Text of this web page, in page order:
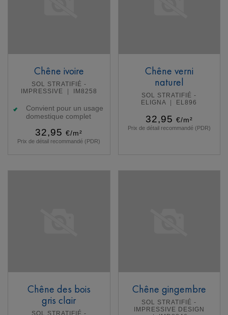
Chêne ivoire
SOL STRATIFIÉ -
IMPRESSIVE
IM8258
Convient pour un usage
domestique complet
32,95 €/m²
Prix de détail recommandé (PDR)
Chêne verni
naturel
SOL STRATIFIÉ -
ELIGNA
EL896
32,95 €/m²
Prix de détail recommandé (PDR)
Chêne des bois
gris clair
SOL STRATIFIÉ -
Chêne gingembre
SOL STRATIFIÉ -
IMPRESSIVE DESIGN